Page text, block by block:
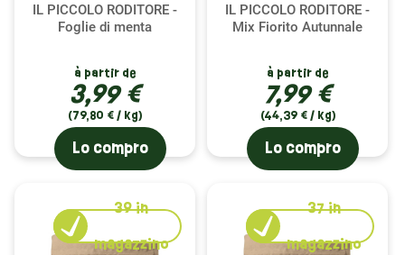
IL PICCOLO RODITORE -
Foglie di menta
à partir de
3,99 €
(79,80 € / kg)
Lo compro
IL PICCOLO RODITORE -
Mix Fiorito Autunnale
à partir de
7,99 €
(44,39 € / kg)
Lo compro
39in
magazzino
37in
magazzino